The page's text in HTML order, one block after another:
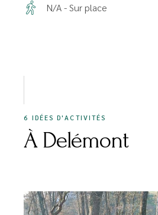
N/A - Sur place
6 IDÉES D'ACTIVITÉS
À Delémont